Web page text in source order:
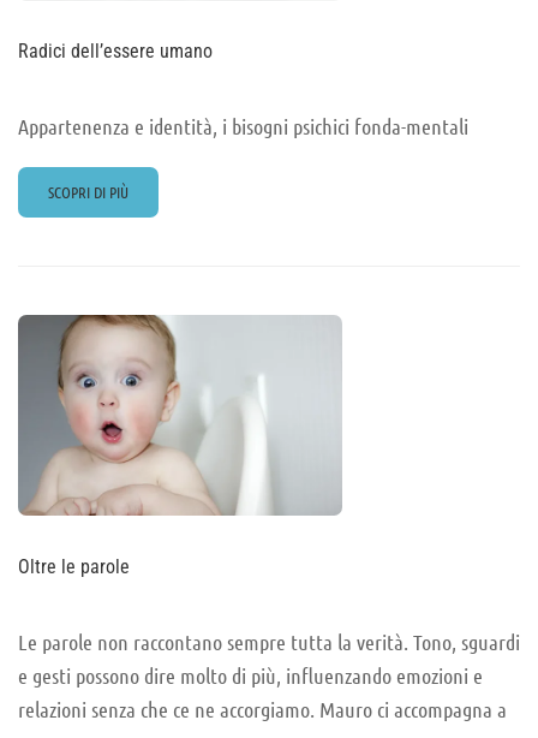
Radici dell’essere umano
Appartenenza e identità, i bisogni psichici fonda-mentali
READ
MORE
UMANO
SCOPRI DI PIÙ
Oltre le parole
Le parole non raccontano sempre tutta la verità. Tono, sguardi
e gesti possono dire molto di più, influenzando emozioni e
relazioni senza che ce ne accorgiamo. Mauro ci accompagna a